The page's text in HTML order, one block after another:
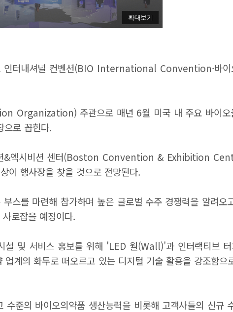
확대보기
인터내셔널 컨벤션(BIO International Convention·바
Organization) 주관으로 매년 6월 미국 내 주요 바이오
으로 꼽힌다.
&엑시비션 센터(Boston Convention & Exhibition
행사장을 찾을 것으로 전망된다.
스를 마련해 참가하며 높은 글로벌 수주 경쟁력을 알려오
로잡을 예정이다.
및 서비스 홍보를 위해 'LED 월(Wall)'과 인터랙티브
계의 화두로 떠오르고 있는 디지털 기술 활용을 강조함으
준의 바이오의약품 생산능력을 비롯해 고객사들의 신규